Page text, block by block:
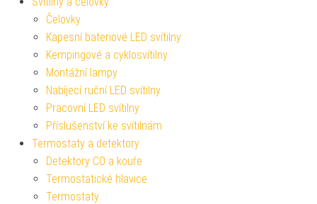
Čelovky
Kapesní bateriové LED svítilny
Kempingové a cyklosvítilny
Montážní lampy
Nabíjecí ruční LED svítilny
Pracovní LED svítilny
Příslušenství ke svítilnám
Termostaty a detektory
Detektory CO a kouře
Termostatické hlavice
Termostaty